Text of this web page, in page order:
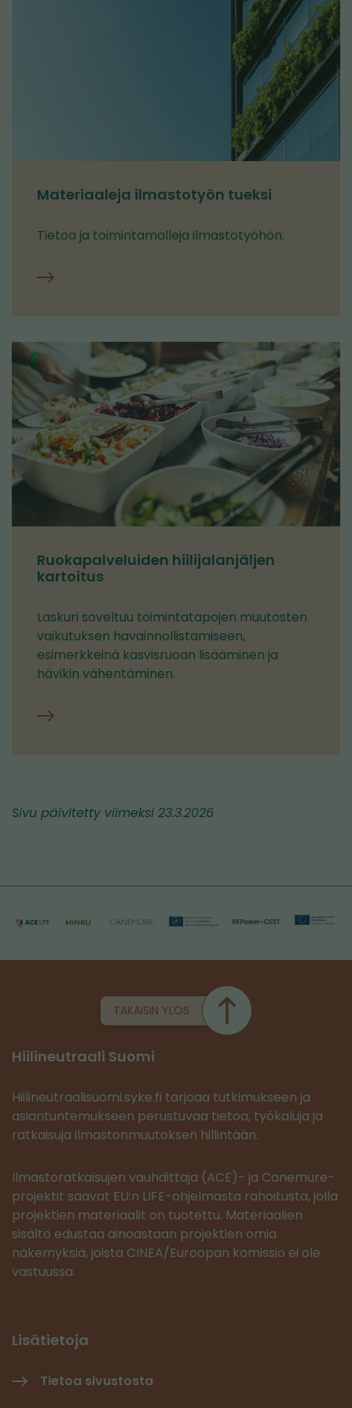
Materiaaleja ilmastotyön tueksi
Tietoa ja toimintamalleja ilmastotyöhön.
Yrityksille
Ruokapalveluiden hiilijalanjäljen
kartoitus
Laskuri soveltuu toimintatapojen muutosten
vaikutuksen havainnollistamiseen,
esimerkkeinä kasvisruoan lisääminen ja
hävikin vähentäminen.
Ruokapalveluiden
Sivu päivitetty viimeksi 23.3.2026
TAKAISIN YLÖS
Hiilineutraali Suomi
Hiilineutraalisuomi.syke.fi tarjoaa tutkimukseen ja
asiantuntemukseen perustuvaa tietoa, työkaluja ja
ratkaisuja ilmastonmuutoksen hillintään.
Ilmastoratkaisujen vauhdittaja (ACE)- ja Canemure-
projektit saavat EU:n LIFE-ohjelmasta rahoitusta, jolla
projektien materiaalit on tuotettu. Materiaalien
sisältö edustaa ainoastaan projektien omia
näkemyksiä, joista CINEA/Euroopan komissio ei ole
vastuussa.
Lisätietoja
Tietoa sivustosta